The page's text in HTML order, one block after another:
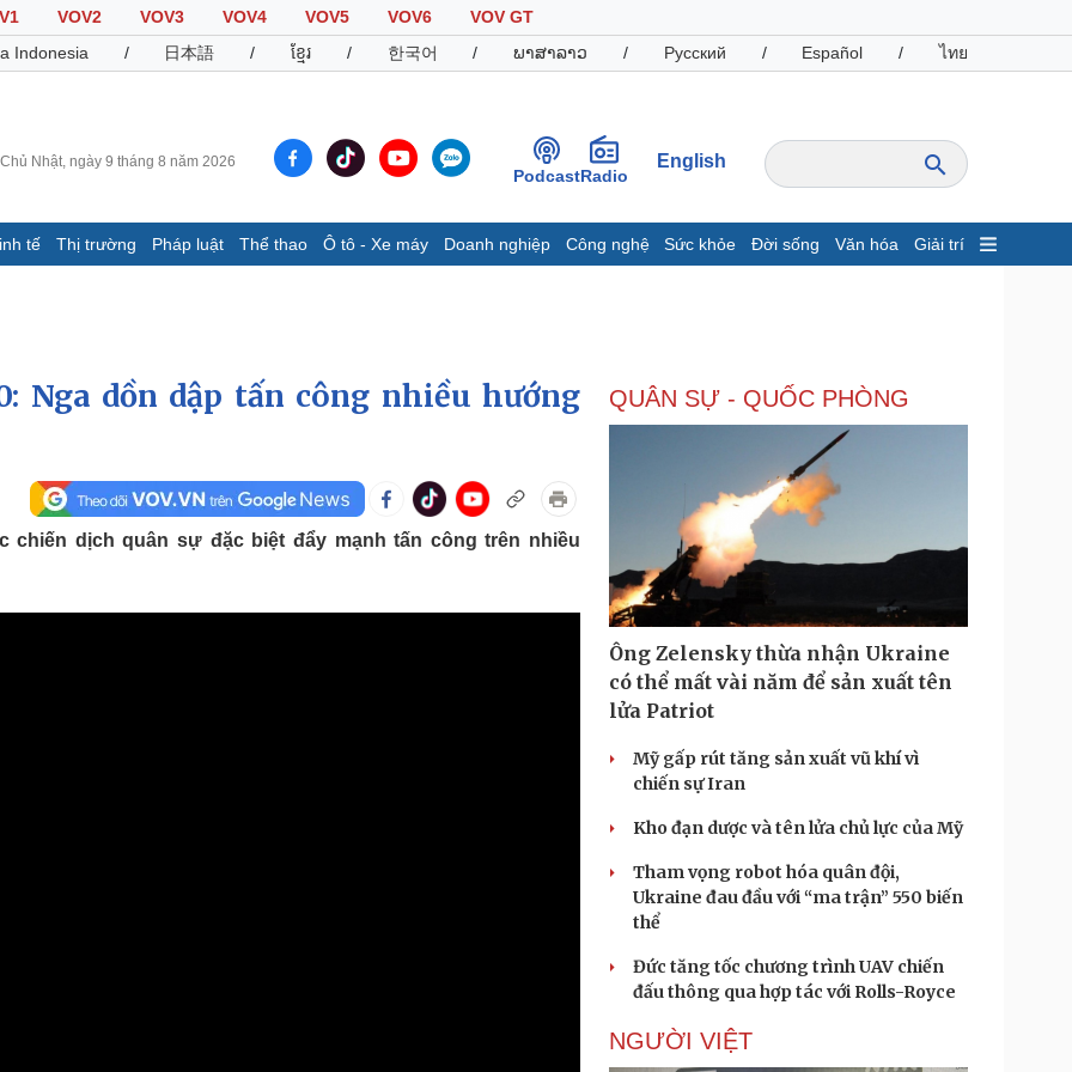
VOV2 VOV3 VOV4 VOV5 VOV6
VOV GT
Indonesia / 日本語 / ខ្មែរ / 한국어 / ພາສາລາວ / Русский / Español / ไทย
Chủ Nhật, ngày 9 tháng 8 năm 2026
PodcastRadio
English
tế Thị trường Pháp luật Thể thao Ô tô - Xe máy Doanh nghiệp Công nghệ Sức khỏe Đời sống Văn hóa Giải trí
Infographic
Chứng khoán
Giá cà phê
Thể thao
Lịch thi đấu bóng đá
Ô tô - Xe máy
Xe máy
Doanh nghiệp
Thông tin doanh nghiệp
Doanh nghiệp 24h
Doanh nhân
Vì cộng đồng
Công nghệ
Sành điệu
Chuyển đổi số
Podcast
Cửa sổ tình yêu
Kể chuyện cho bé
Nga dồn dập tấn công nhiều hướng
chiến dịch quân sự đặc biệt đẩy mạnh tấn công trên nhiều
QUÂN SỰ - QUỐC PHÒNG
Ông Zelensky thừa nhận Ukraine
có thể mất vài năm để sản xuất tên
lửa Patriot
Mỹ gấp rút tăng sản xuất vũ khí vì
chiến sự Iran
Kho đạn dược và tên lửa chủ lực của Mỹ
Tham vọng robot hóa quân đội,
Ukraine đau đầu với “ma trận” 550 biến
thể
Đức tăng tốc chương trình UAV chiến
đấu thông qua hợp tác với Rolls-Royce
NGƯỜI VIỆT